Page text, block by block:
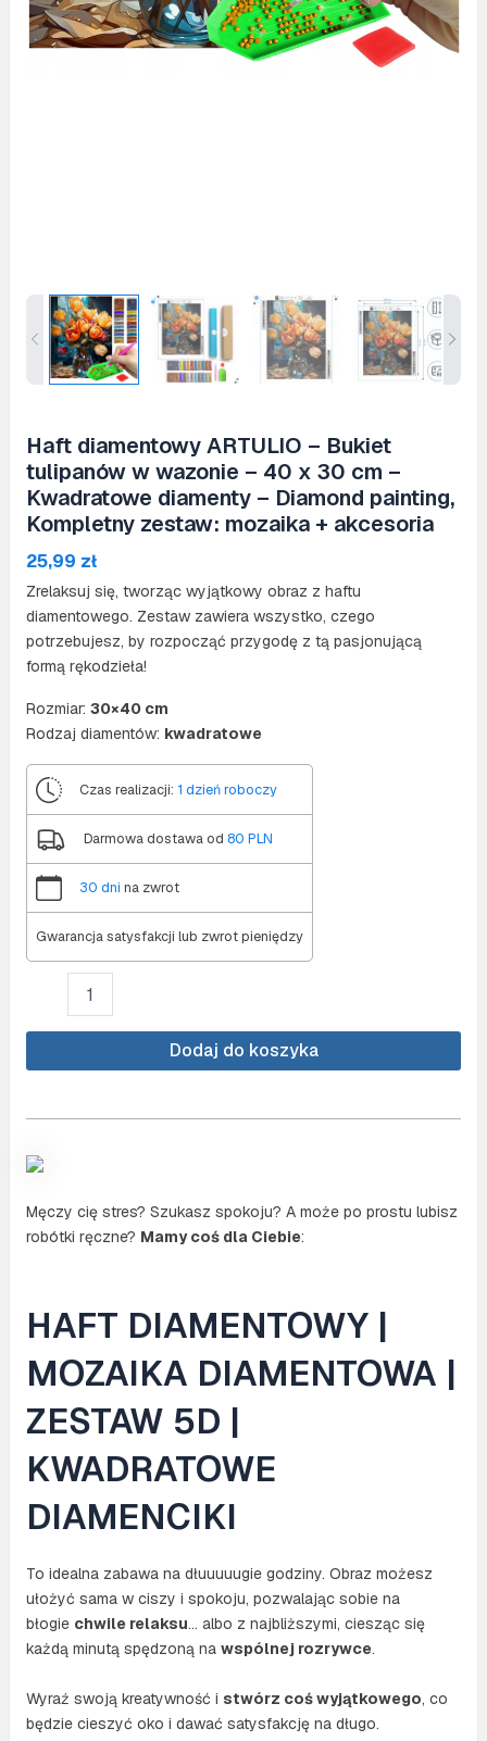
Haft diamentowy ARTULIO – Bukiet
tulipanów w wazonie – 40 x 30 cm –
Kwadratowe diamenty – Diamond painting,
Kompletny zestaw: mozaika + akcesoria
25,99 zł
Zrelaksuj się, tworząc wyjątkowy obraz z haftu
diamentowego. Zestaw zawiera wszystko, czego
potrzebujesz, by rozpocząć przygodę z tą pasjonującą
formą rękodzieła!
Rozmiar: 30×40 cm
Rodzaj diamentów: kwadratowe
Czas realizacji: 1 dzień roboczy
Darmowa dostawa od 80 PLN
30 dni na zwrot
Gwarancja satysfakcji lub zwrot pieniędzy
-
wazonie
-
x
30
Kwadratowe
diamenty
Diamond
Kompletny
zestaw:
mozaika
+
akcesoria
Dodaj do koszyka
Męczy cię stres? Szukasz spokoju? A może po prostu lubisz
robótki ręczne? Mamy coś dla Ciebie:
HAFT DIAMENTOWY |
MOZAIKA DIAMENTOWA |
ZESTAW 5D |
KWADRATOWE
DIAMENCIKI
To idealna zabawa na dłuuuuugie godziny. Obraz możesz
ułożyć sama w ciszy i spokoju, pozwalając sobie na
błogie chwile relaksu… albo z najbliższymi, ciesząc się
każdą minutą spędzoną na wspólnej rozrywce.
Wyraź swoją kreatywność i stwórz coś wyjątkowego, co
będzie cieszyć oko i dawać satysfakcję na długo.